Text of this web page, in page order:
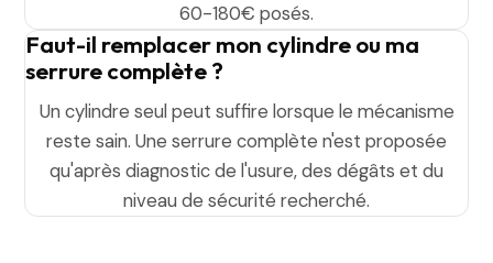
60-180€ posés.
Faut-il remplacer mon cylindre ou ma
serrure complète ?
Un cylindre seul peut suffire lorsque le mécanisme
reste sain. Une serrure complète n'est proposée
qu'après diagnostic de l'usure, des dégâts et du
niveau de sécurité recherché.